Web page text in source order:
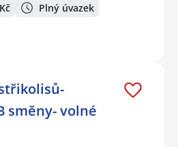
Plný úvazek
směny- volné